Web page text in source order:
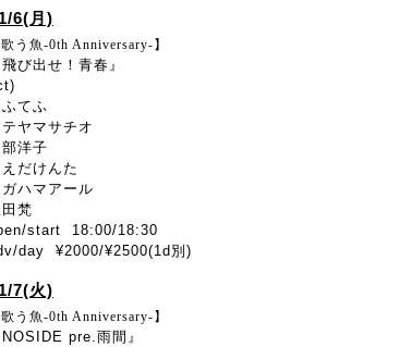
6(月)
歌う魚-0th Anniversary-】
飛び出せ！青春』
てふ
テヤマサチオ
部洋子
えだけんた
ハマアール
田梵
start 18:00/18:30
day ¥2000/¥2500(1d別)
7(火)
歌う魚-0th Anniversary-】
NOSIDE pre.雨間』